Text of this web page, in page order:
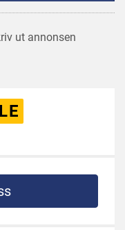
ut annonsen